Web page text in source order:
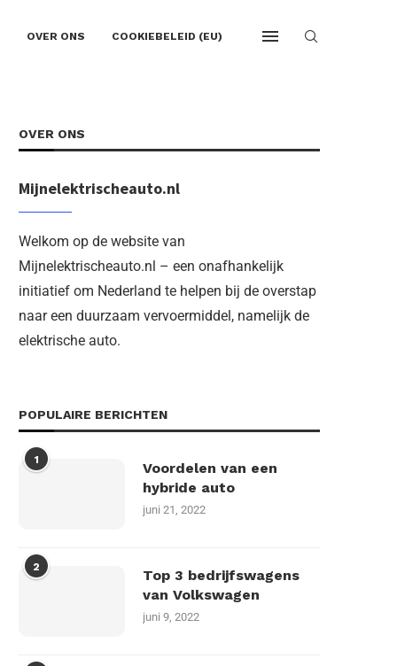
OVER ONS COOKIEBELEID (EU)
OVER ONS
Mijnelektrischeauto.nl
Welkom op de website van
Mijnelektrischeauto.nl – een onafhankelijk
initiatief om Nederland te helpen bij de overstap
naar een duurzaam vervoermiddel, namelijk de
elektrische auto.
POPULAIRE BERICHTEN
1
Voordelen van een
hybride auto
juni 21, 2022
2
Top 3 bedrijfswagens
van Volkswagen
juni 9, 2022